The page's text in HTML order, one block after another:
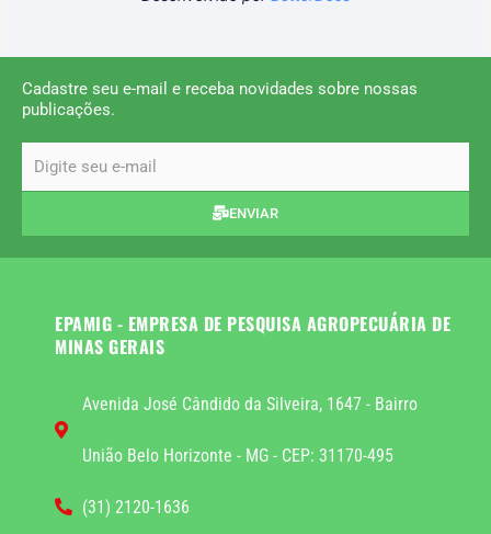
Cadastre seu e-mail e receba novidades sobre nossas
publicações.
ENVIAR
EPAMIG - EMPRESA DE PESQUISA AGROPECUÁRIA DE
MINAS GERAIS
Avenida José Cândido da Silveira, 1647 - Bairro
União Belo Horizonte - MG - CEP: 31170-495
(31) 2120-1636